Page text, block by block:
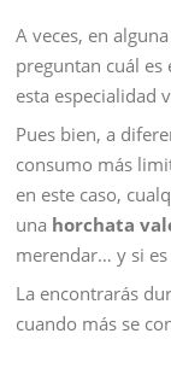
A veces, en
preguntan cuál
esta especialidad
Pues bien, a
consumo más
en este caso,
una horchata
merendar… y si
La encontrarás
cuando más se